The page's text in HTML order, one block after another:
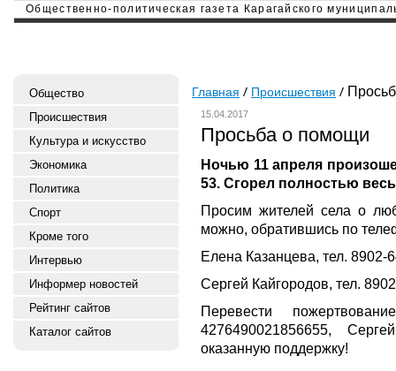
Общественно-политическая газета Карагайского
Общество
Происшествия
Культура и искусство
Экономика
Политика
Спорт
Кроме того
Интервью
Информер новостей
Рейтинг сайтов
Каталог сайтов
Главная Происшествия
15.04.2017
Просьба о помощи
Ночью 11 апреля
53. Сгорел полностью
Просим жителей села о
можно, обратившись по
Елена Казанцева, тел. 8902-
Сергей Кайгородов, тел.
Перевести
4276490021856655,
оказанную поддержку!